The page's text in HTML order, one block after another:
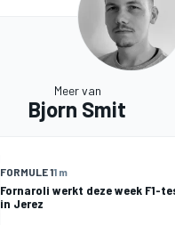
Meer van
Bjorn Smit
FORMULE 11 m
Fornaroli werkt deze week F1-
in Jerez